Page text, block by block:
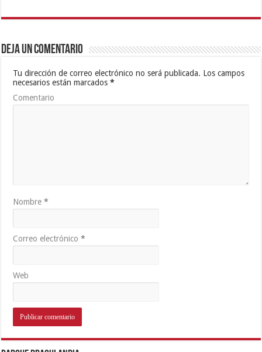
Deja un comentario
Tu dirección de correo electrónico no será publicada. Los campos
necesarios están marcados*
Comentario
Nombre*
Correo electrónico*
Web